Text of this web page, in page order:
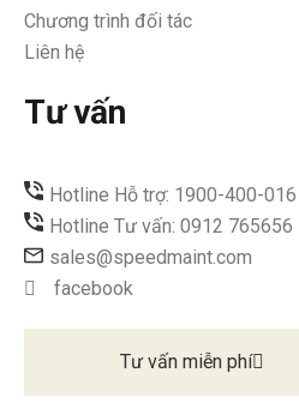
Chương trình đối tác
Liên hệ
Tư vấn
Hotline Hỗ trợ: 1900-400-016
Hotline Tư vấn: 0912 765656
sales@speedmaint.com
facebook
Tư vấn miễn phí